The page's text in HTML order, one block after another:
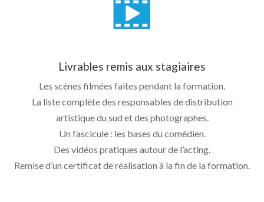
Livrables remis aux stagiaires
Les scènes filmées faites pendant la formation.
La liste complète des responsables de distribution
artistique du sud et des photographes.
Un fascicule : les bases du comédien.
Des vidéos pratiques autour de l’acting.
Remise d’un certificat de réalisation à la fin de la formation.